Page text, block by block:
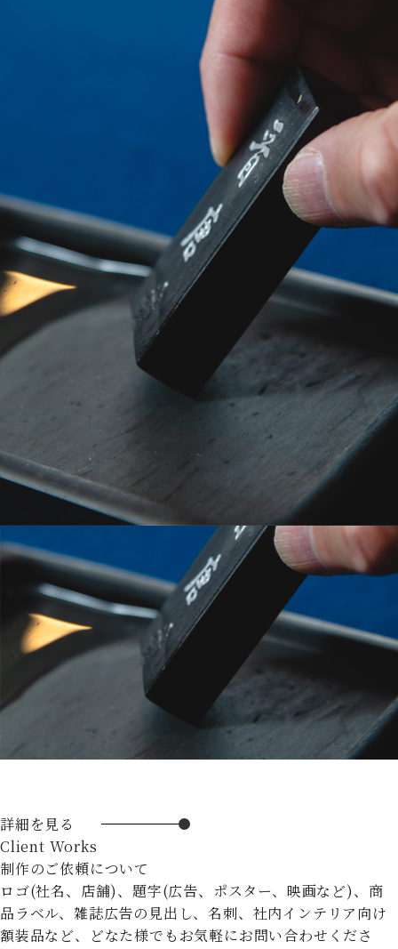
詳細を見る
Client Works
制作のご依頼について
ロゴ(社名、店舗)、題字(広告、ポスター、映画など)、商
品ラベル、雑誌広告の見出し、名刺、社内インテリア向け
額装品など、どなた様でもお気軽にお問い合わせくださ